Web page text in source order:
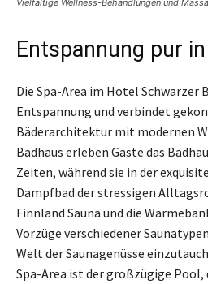
Entspannung pur
Die Spa-Area im Hotel Schwarzer
Entspannung und verbindet
Bäderarchitektur mit modernen
Badhaus erleben Gäste das
Zeiten, während sie in der
Dampfbad der stressigen
Finnland Sauna und die
Vorzüge verschiedener
Welt der Saunagenüsse
Spa-Area ist der großzügige